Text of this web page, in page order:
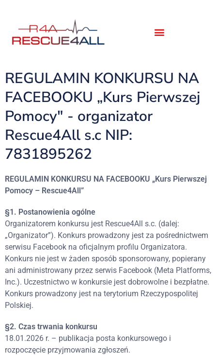
REGULAMIN KONKURSU NA
FACEBOOKU „Kurs Pierwszej
Pomocy" - organizator
Rescue4All s.c NIP:
7831895262
REGULAMIN KONKURSU NA FACEBOOKU „Kurs Pierwszej
Pomocy – Rescue4All”
§1. Postanowienia ogólne
Organizatorem konkursu jest Rescue4All s.c. (dalej:
„Organizator”). Konkurs prowadzony jest za pośrednictwem
serwisu Facebook na oficjalnym profilu Organizatora.
Konkurs nie jest w żaden sposób sponsorowany, popierany
ani administrowany przez serwis Facebook (Meta Platforms,
Inc.). Uczestnictwo w konkursie jest dobrowolne i bezpłatne.
Konkurs prowadzony jest na terytorium Rzeczypospolitej
Polskiej.
§2. Czas trwania konkursu
18.01.2026 r. – publikacja posta konkursowego i
rozpoczęcie przyjmowania zgłoszeń.